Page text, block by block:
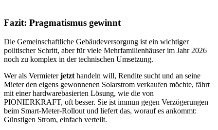
Fazit: Pragmatismus gewinnt
Die Gemeinschaftliche Gebäudeversorgung ist ein wichtiger
politischer Schritt, aber für viele Mehrfamilienhäuser im Jahr 2026
noch zu komplex in der technischen Umsetzung.
Wer als Vermieterjetzt handeln will, Rendite sucht und an seine
Mieter den eigens gewonnenen Solarstrom verkaufen möchte, fährt
mit einer hardwarebasierten Lösung, wie die von
PIONIERKRAFT, oft besser. Sie ist immun gegen Verzögerungen
beim Smart-Meter-Rollout und liefert das, worauf es ankommt:
Günstigen Strom, einfach verteilt.